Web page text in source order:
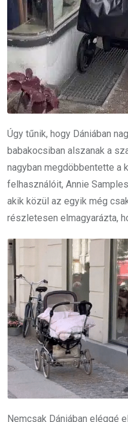
Úgy tűnik, hogy Dániában
babakocsiban alszanak a
nagyban megdöbbentette a
felhasználóit, Annie
akik közül az egyik még
részletesen elmagyarázta,
Nemcsak Dániában eléggé